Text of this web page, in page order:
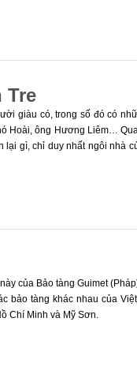
Tre
giàu có, trong số đó có
Hoài, ông Hương Liêm…
gì, chỉ duy nhất ngôi nhà
của Bảo tàng Guimet
bảo tàng khác nhau của
Chí Minh và Mỹ Sơn.